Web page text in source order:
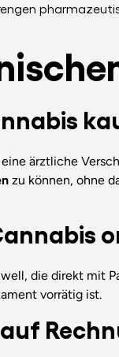
ärztliche
zu können, ohne
die direkt mit
vorrätig ist.